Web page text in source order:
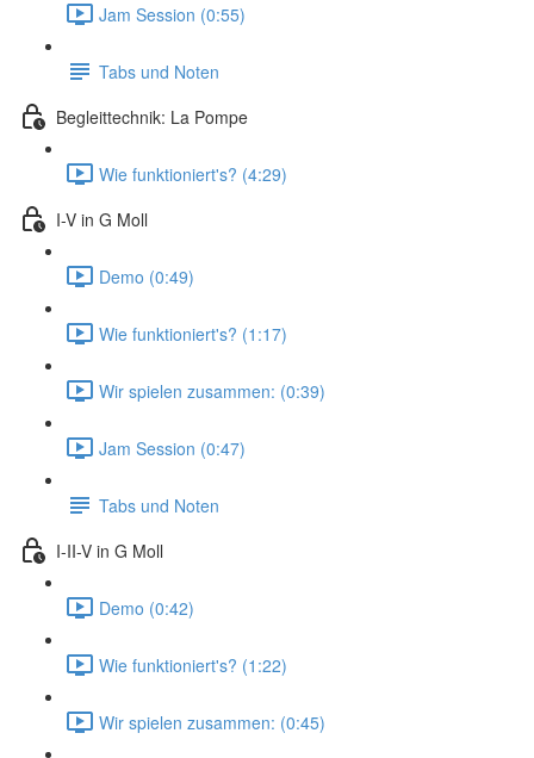
Jam Session (0:55)
Tabs und Noten
Begleittechnik: La Pompe
Wie funktioniert's? (4:29)
I-V in G Moll
Demo (0:49)
Wie funktioniert's? (1:17)
Wir spielen zusammen: (0:39)
Jam Session (0:47)
Tabs und Noten
I-II-V in G Moll
Demo (0:42)
Wie funktioniert's? (1:22)
Wir spielen zusammen: (0:45)